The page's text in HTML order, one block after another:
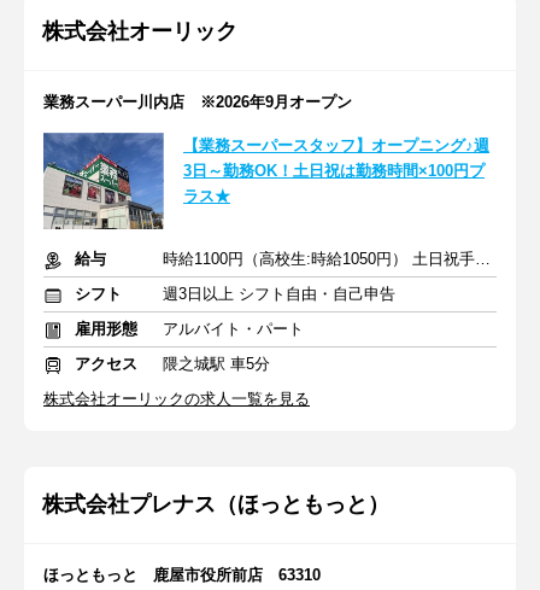
株式会社オーリック
業務スーパー川内店 ※2026年9月オープン
【業務スーパースタッフ】オープニング♪週
3日～勤務OK！土日祝は勤務時間×100円プ
ラス★
給与
時給1100円（高校生:時給1050円） 土日祝手当：勤務時間×100円
シフト
週3日以上 シフト自由・自己申告
雇用形態
アルバイト・パート
アクセス
隈之城駅 車5分
株式会社オーリックの求人一覧を見る
株式会社プレナス（ほっともっと）
ほっともっと 鹿屋市役所前店 63310